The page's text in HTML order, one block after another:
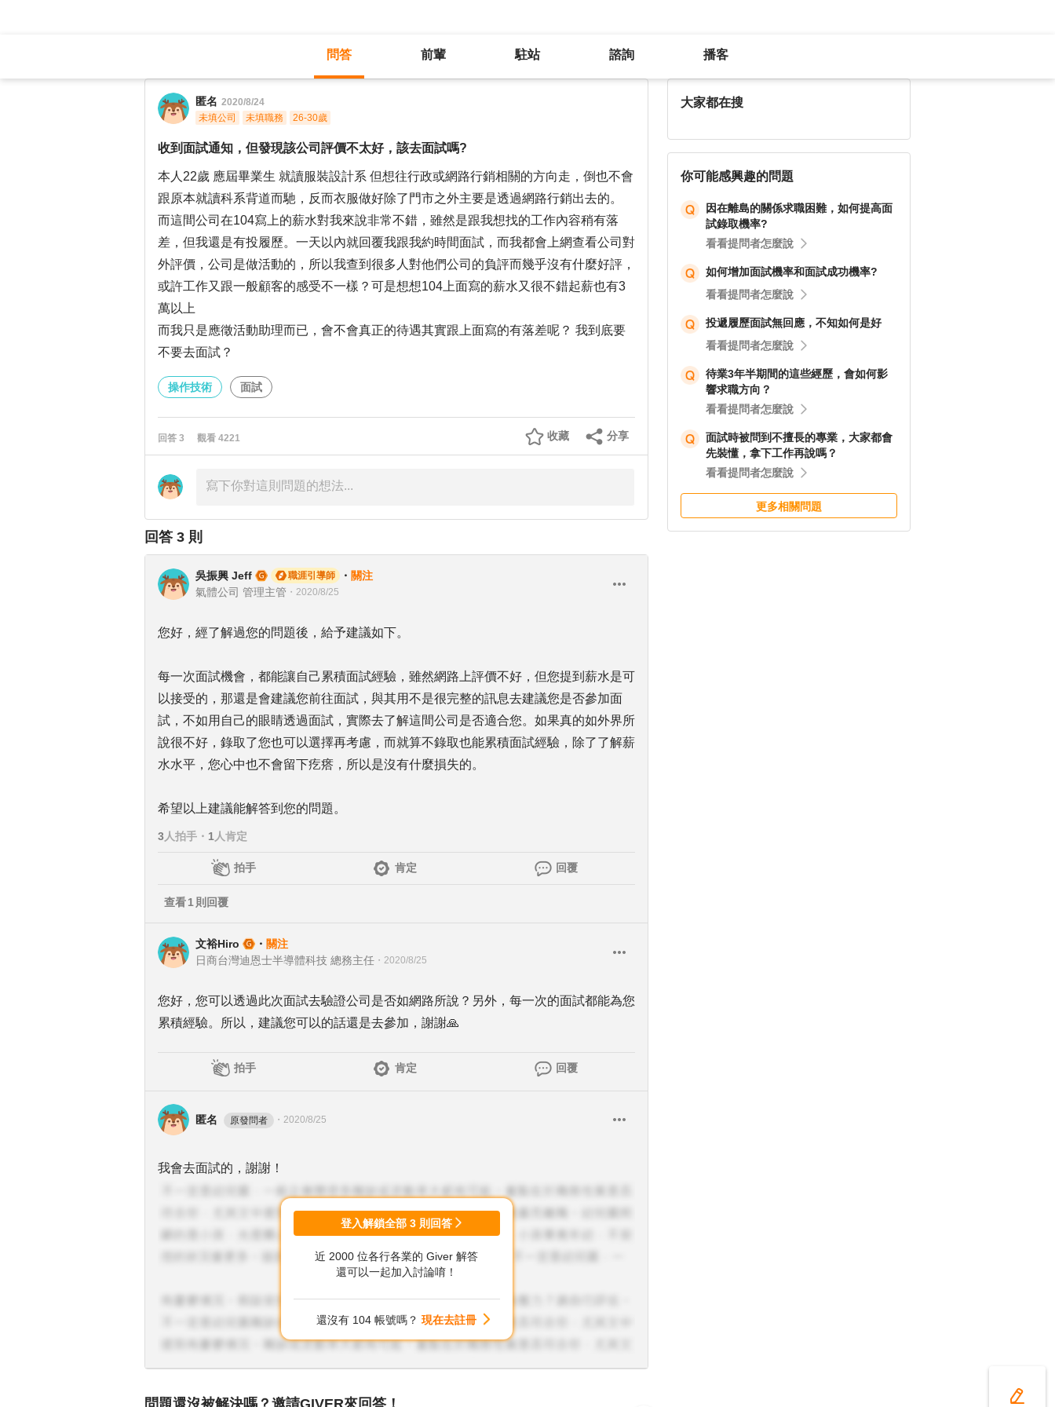
問答 前輩 駐站 諮詢 播客
匿名 2020/8/24
未填公司
未填職務 26-30歲
收到面試通知，但發現該公司評價不太好，該去面試嗎?
本人22歲 應屆畢業生 就讀服裝設計系 但想往行政或網路行銷相關的方向走，倒也不會
跟原本就讀科系背道而馳，反而衣服做好除了門市之外主要是透過網路行銷出去的。
而這間公司在104寫上的薪水對我來說非常不錯，雖然是跟我想找的工作內容稍有落
差，但我還是有投履歷。一天以內就回覆我跟我約時間面試，而我都會上網查看公司對
外評價，公司是做活動的，所以我查到很多人對他們公司的負評而幾乎沒有什麼好評，
或許工作又跟一般顧客的感受不一樣？可是想想104上面寫的薪水又很不錯起薪也有3
萬以上
而我只是應徵活動助理而已，會不會真正的待遇其實跟上面寫的有落差呢？ 我到底要
不要去面試？
操作技術 面試
回答 3 觀看 4221 分享
收藏
回答 3 則
吳振興 Jeff 職涯引導師 ・ 關注
氣體公司 管理主管 ・ 2020/8/25
您好，經了解過您的問題後，給予建議如下。
每一次面試機會，都能讓自己累積面試經驗，雖然網路上評價不好，但您提到薪水是可
以接受的，那還是會建議您前往面試，與其用不是很完整的訊息去建議您是否參加面
試，不如用自己的眼睛透過面試，實際去了解這間公司是否適合您。如果真的如外界所
說很不好，錄取了您也可以選擇再考慮，而就算不錄取也能累積面試經驗，除了了解薪
水水平，您心中也不會留下疙瘩，所以是沒有什麼損失的。
希望以上建議能解答到您的問題。
3人拍手 ・ 1 人肯定
拍手 肯定 回覆
查看1 則回覆
文裕Hiro ・ 關注
日商台灣迪恩士半導體科技 總務主任 ・ 2020/8/25
您好，您可以透過此次面試去驗證公司是否如網路所說？另外，每一次的面試都能為您
累積經驗。所以，建議您可以的話還是去參加，謝謝🙏
拍手 肯定 回覆
匿名 原發問者 ・ 2020/8/25
我會去面試的，謝謝！
登入解鎖全部 3 則回答
近 2000 位各行各業的 Giver 解答
還可以一起加入討論唷！
還沒有 104 帳號嗎？ 現在去註冊
問題還沒被解決嗎？邀請GIVER來回答！
大家都在搜
你可能感興趣的問題
因在離島的關係求職困難，如何提高面
試錄取機率?
看看提問者怎麼說
如何增加面試機率和面試成功機率?
看看提問者怎麼說
投遞履歷面試無回應，不知如何是好
看看提問者怎麼說
待業3年半期間的這些經歷，會如何影
響求職方向？
看看提問者怎麼說
面試時被問到不擅長的專業，大家都會
先裝懂，拿下工作再說嗎？
看看提問者怎麼說
更多相關問題